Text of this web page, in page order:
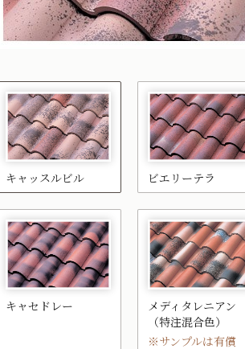
キャッスルビル ビエリーテラ
キャセドレー
メディタレニアン
（特注混合色）
※サンプルは有償